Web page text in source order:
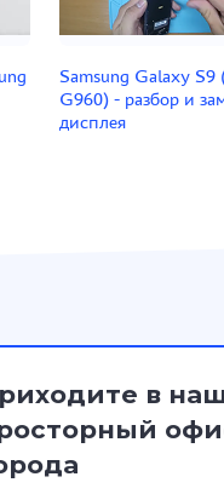
Samsung Galaxy S9
G960) - разбор и
дисплея
в